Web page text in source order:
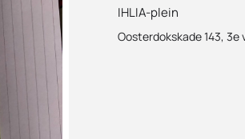
IHLIA-plein
Oosterdokskade 143, 3e